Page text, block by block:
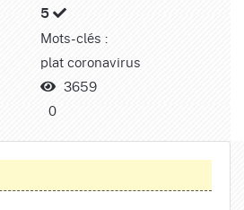
5
Mots-clés :
platcoronavirus
3659
0